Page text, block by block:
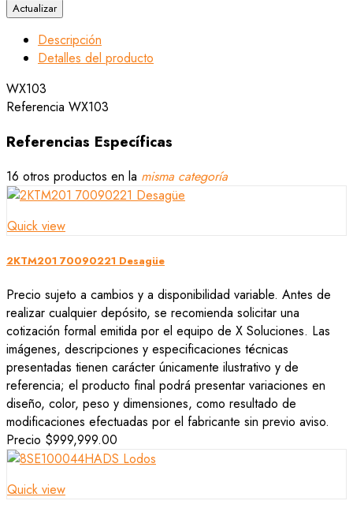
Descripción
Detalles del producto
WX103
Referencia WX103
Referencias Específicas
16 otros productos en la misma categoría
Quick view
2KTM201 70090221 Desagüe
Precio sujeto a cambios y a disponibilidad variable. Antes de
realizar cualquier depósito, se recomienda solicitar una
cotización formal emitida por el equipo de X Soluciones. Las
imágenes, descripciones y especificaciones técnicas
presentadas tienen carácter únicamente ilustrativo y de
referencia; el producto final podrá presentar variaciones en
diseño, color, peso y dimensiones, como resultado de
modificaciones efectuadas por el fabricante sin previo aviso.
Precio $999,999.00
Quick view